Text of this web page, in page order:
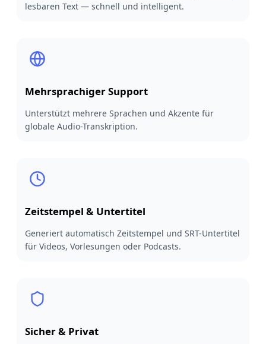
lesbaren Text — schnell und intelligent.
Mehrsprachiger Support
Unterstützt mehrere Sprachen und Akzente für
globale Audio-Transkription.
Zeitstempel & Untertitel
Generiert automatisch Zeitstempel und SRT-Untertitel
für Videos, Vorlesungen oder Podcasts.
Sicher & Privat